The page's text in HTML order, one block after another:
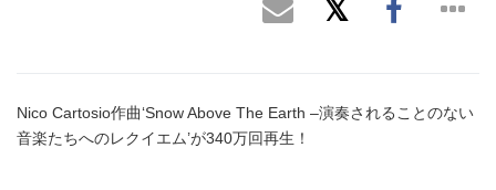
Nico Cartosio作曲‘Snow Above The Earth –演奏されることのない
音楽たちへのレクイエム’が340万回再生！